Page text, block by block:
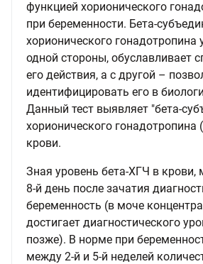
функцией хорионического
при беременности. Бета-
хорионического гонадотропина
одной стороны, обуславливает
его действия, а с другой –
идентифицировать его в
Данный тест выявляет "бета-
хорионического гонадотропина
крови.
Зная уровень бета-ХГЧ в крови,
8-й день после зачатия
беременность (в моче
достигает диагностического
позже). В норме при
между 2-й и 5-й неделей